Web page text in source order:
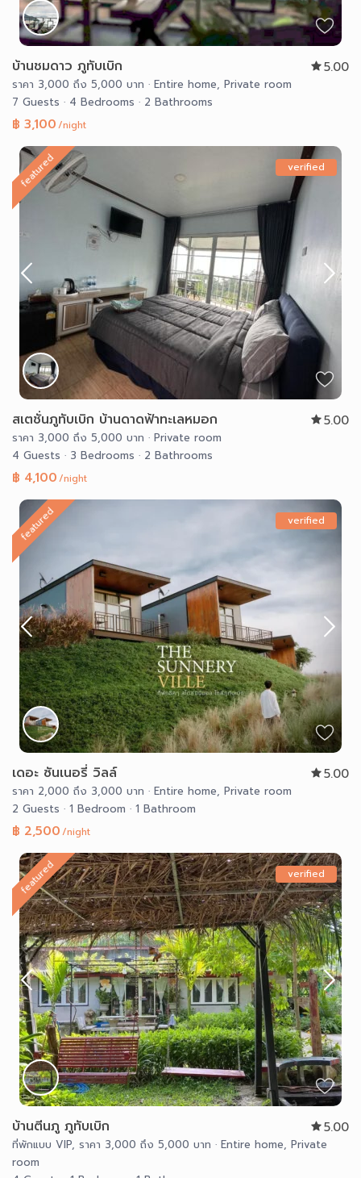
บ้านชมดาว ภูทับเบิก 5.00
ราคา 3,000 ถึง 5,000 บาท · Entire home,Private room
7 Guests· 4 Bedrooms· 2 Bathrooms
฿ 3,100/night
featured verified
สเตชั่นภูทับเบิก บ้านดาดฟ้าทะเลหมอก 5.00
ราคา 3,000 ถึง 5,000 บาท · Private room
4 Guests· 3 Bedrooms· 2 Bathrooms
฿ 4,100/night
featured verified
เดอะ ซันเนอรี่ วิลล์ 5.00
ราคา 2,000 ถึง 3,000 บาท · Entire home,Private room
2 Guests· 1 Bedroom· 1 Bathroom
฿ 2,500/night
featured verified
บ้านตีนภู ภูทับเบิก 5.00
ที่พักแบบ VIP,ราคา 3,000 ถึง 5,000 บาท · Entire home,Private
room